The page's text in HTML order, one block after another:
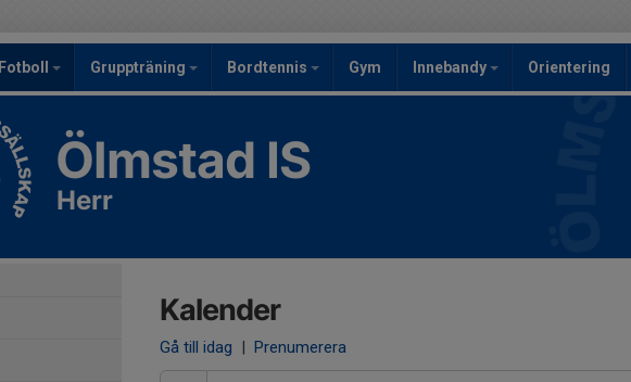
Fotboll Gruppträning Bordtennis Gym Innebandy Orientering
Ölmstad IS
Herr
Kalender
Gå till idag | Prenumerera